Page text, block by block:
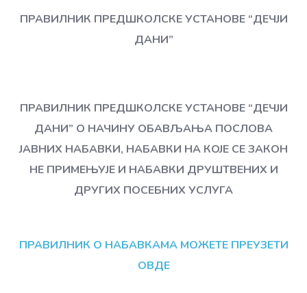
ПРАВИЛНИК ПРЕДШКОЛСКЕ УСТАНОВЕ “ДЕЧЈИ
ДАНИ”
ПРАВИЛНИК ПРЕДШКОЛСКЕ УСТАНОВЕ “ДЕЧЈИ
ДАНИ” О НАЧИНУ ОБАВЉАЊА ПОСЛОВА
ЈАВНИХ НАБАВКИ, НАБАВКИ НА КОЈЕ СЕ ЗАКОН
НЕ ПРИМЕЊУЈЕ И НАБАВКИ ДРУШТВЕНИХ И
ДРУГИХ ПОСЕБНИХ УСЛУГА
ПРАВИЛНИК О НАБАВКАМА МОЖЕТЕ ПРЕУЗЕТИ
ОВДЕ